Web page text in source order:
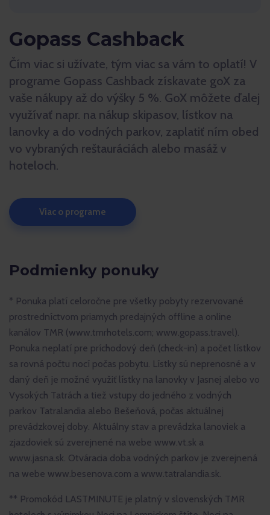
Gopass Cashback
Čím viac si užívate, tým viac sa vám to oplatí! V
programe Gopass Cashback získavate goX za
vaše nákupy až do výšky 5 %. GoX môžete ďalej
využívať napr. na nákup skipasov, lístkov na
lanovky a do vodných parkov, zaplatiť ním obed
vo vybraných reštauráciách alebo masáž v
hoteloch.
Viac o programe
Podmienky ponuky
* Ponuka platí celoročne pre všetky pobyty rezervované
prostredníctvom priamych predajných offline a online
kanálov TMR (www.tmrhotels.com; www.gopass.travel).
Ponuka neplatí pre príchodový deň (check-in) a počet lístkov
sa rovná počtu nocí počas pobytu. Lístky sú neprenosné a v
daný deň je možné využiť lístky na lanovky v Jasnej alebo vo
Vysokých Tatrách a tiež vstupy do jedného z vodných
parkov Tatralandia alebo Bešeňová, počas aktuálnej
prevádzkovej doby. Aktuálny stav a prevádzka lanoviek a
zjazdoviek sú zverejnené na webe www.vt.sk a
www.jasna.sk. Otváracia doba vodných parkov je zverejnená
na webe www.besenova.com a www.tatralandia.sk.
** Promokód LASTMINUTE je platný v slovenských TMR